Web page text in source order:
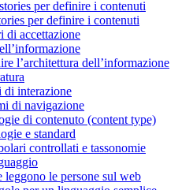
per definire i contenuti
per definire i contenuti
di accettazione
l’architettura dell’informazione
di interazione
di navigazione
di contenuto (content type)
e standard
controllati e tassonomie
leggono le persone sul web